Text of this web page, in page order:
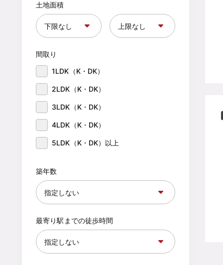
土地面積
間取り
1LDK（K・DK）
2LDK（K・DK）
3LDK（K・DK）
4LDK（K・DK）
5LDK（K・DK）以上
築年数
最寄り駅までの徒歩時間